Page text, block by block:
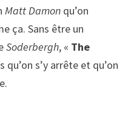
Matt Damonqu’on
ça. Sans être un
Soderbergh, « The
s’y arrête et qu’on